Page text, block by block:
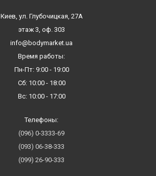
Киев, ул. Глубочицкая, 27А
этаж 3, оф. 303
info@bodymarket.ua
Время работы:
Пн-Пт: 9:00 - 19:00
Сб: 10:00 - 18:00
Вс: 10:00 - 17:00
Телефоны:
(096) 0-3333-69
(093) 06-38-333
(099) 26-90-333